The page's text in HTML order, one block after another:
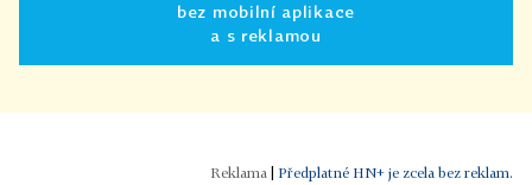
bez mobilní aplikace
a s reklamou
Předplatné HN+ je zcela bez reklam.